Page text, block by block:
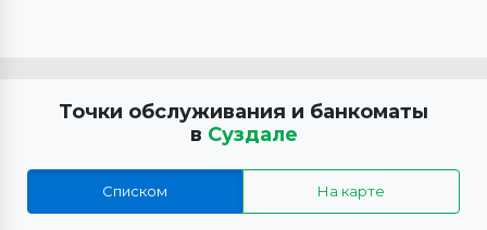
Точки обслуживания и банкоматы
в Суздале
Списком На карте